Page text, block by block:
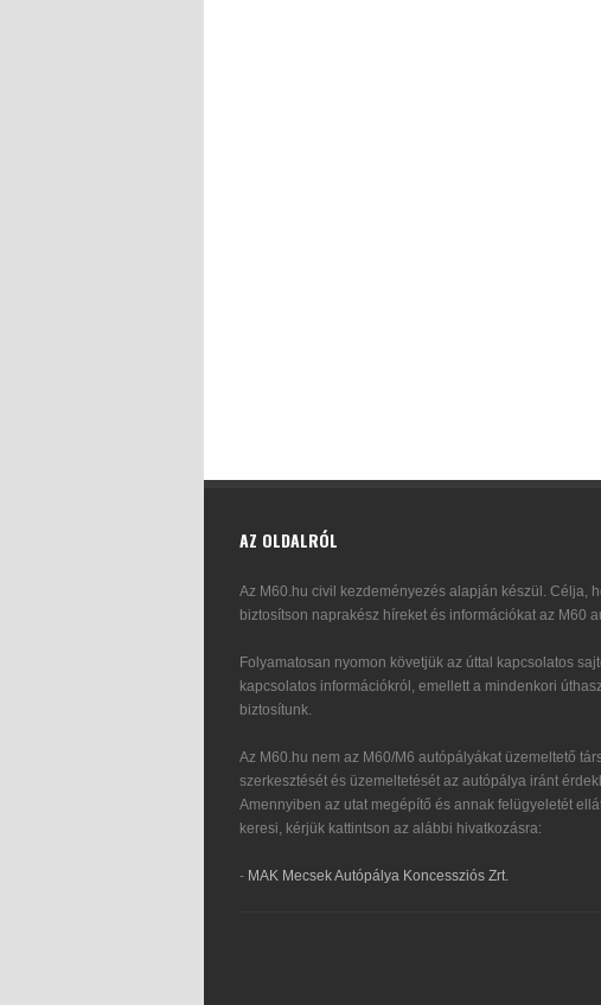
AZ OLDALRÓL
Az M60.hu civil kezdeményezés alapján készül. Célja,
biztosítson naprakész híreket és információkat az M60
Folyamatosan nyomon követjük az úttal kapcsolatos
kapcsolatos információkról, emellett a mindenkori
biztosítunk.
Az M60.hu nem az M60/M6 autópályákat üzemeltető
szerkesztését és üzemeltetését az autópálya iránt
Amennyiben az utat megépítő és annak felügyeletét
keresi, kérjük kattintson az alábbi hivatkozásra:
- MAK Mecsek Autópálya Koncessziós Zrt.